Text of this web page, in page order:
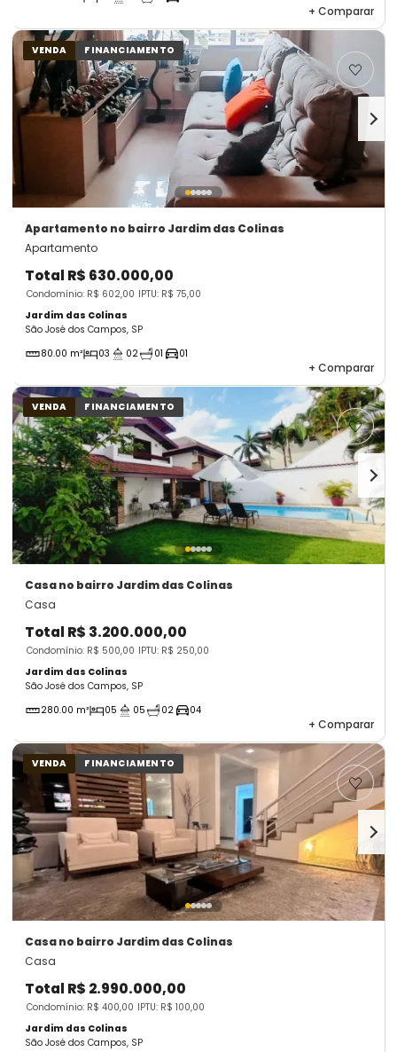
+ Comparar
VENDA FINANCIAMENTO
Apartamento no bairro Jardim das Colinas
Apartamento
Total R$ 630.000,00
Condomínio: R$ 602,00 IPTU: R$ 75,00
Jardim das Colinas
São José dos Campos, SP
80.00 m²
03 02 01 01
+ Comparar
VENDA FINANCIAMENTO
Casano bairro Jardim das Colinas
Casa
Total R$ 3.200.000,00
Condomínio: R$ 500,00 IPTU: R$ 250,00
Jardim das Colinas
São José dos Campos, SP
280.00 m²
05 05 02 04
+ Comparar
VENDA FINANCIAMENTO
Casano bairro Jardim das Colinas
Casa
Total R$ 2.990.000,00
Condomínio: R$ 400,00 IPTU: R$ 100,00
Jardim das Colinas
São José dos Campos, SP